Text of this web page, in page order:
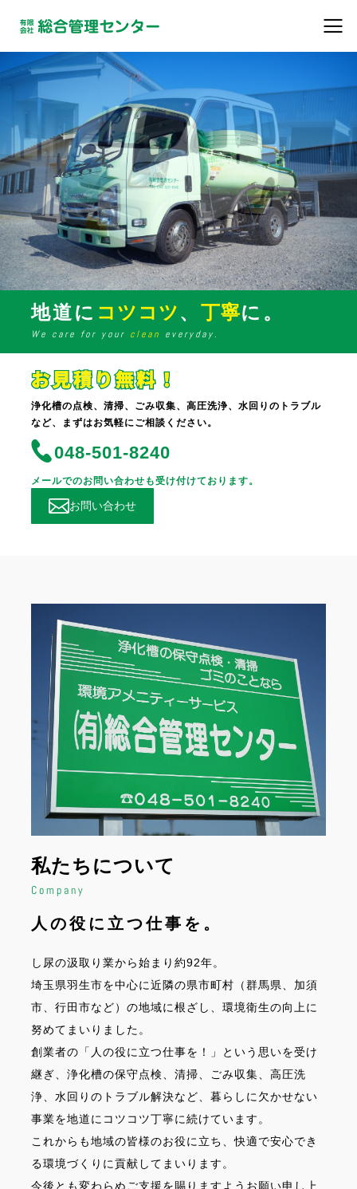
地道に コツコツ、丁寧に。
We care for your clean everyday.
浄化槽の点検、清掃、ごみ収集、高圧洗浄、水回りのトラブル
など、まずはお気軽にご相談ください。
048-501-8240
メールでのお問い合わせも受け付けております。
お問い合わせ
私たちについて
Company
人の役に立つ仕事を。
し尿の汲取り業から始まり約92年。
埼玉県羽生市を中心に近隣の県市町村（群馬県、加須
市、行田市など）の地域に根ざし、環境衛生の向上に
努めてまいりました。
創業者の「人の役に立つ仕事を！」という思いを受け
継ぎ、浄化槽の保守点検、清掃、ごみ収集、高圧洗
浄、水回りのトラブル解決など、暮らしに欠かせない
事業を地道にコツコツ丁寧に続けています。
これからも地域の皆様のお役に立ち、快適で安心でき
る環境づくりに貢献してまいります。
今後とも変わらぬご支援を賜りますようお願い申し上